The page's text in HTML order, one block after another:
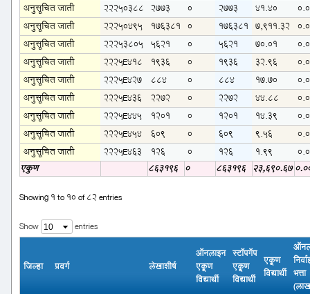
एकुण 863196 0 863196 23,690.67
अनुसूचित जाती
22250388 2773 0 2773 41.40
अनुसूचित जाती
22250495 176381 0 176381 7,911.32
अनुसूचित जाती
22253805 5621 0 5621 70.01
अनुसूचित जाती
2225E418 1936 0 1936 32.96
अनुसूचित जाती
2225E427 884 0 884 17.70
अनुसूचित जाती
2225E436 2272 0 2272 44.88
अनुसूचित जाती
2225E445 1201 0 1201 14.39
अनुसूचित जाती
2225E454 609 0 609 9.56
अनुसूचित जाती
2225E463 126 0 126 1.99
Showing 1 to 10 of 82 entries
Show entries
जिल्हा प्रवर्ग लेखाशीर्ष
ऑनलाइन
एकूण
विद्यार्थी
स्टॉपगॅप
एकूण
विद्यार्थी
एकूण
विद्यार्थी भत्ता